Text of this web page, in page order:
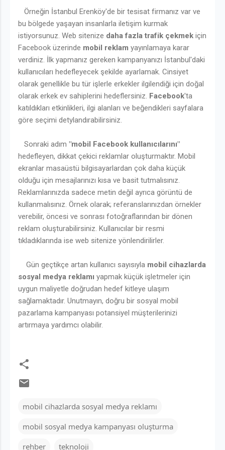
Örneğin İstanbul Erenköy'de bir tesisat firmanız var ve
bu bölgede yaşayan insanlarla iletişim kurmak
istiyorsunuz. Web sitenize daha fazla trafik çekmek için
Facebook üzerinde mobil reklam yayınlamaya karar
verdiniz. İlk yapmanız gereken kampanyanızı İstanbul'daki
kullanıcıları hedefleyecek şekilde ayarlamak. Cinsiyet
olarak genellikle bu tür işlerle erkekler ilgilendiği için doğal
olarak erkek ev sahiplerini hedeflersiniz. Facebook'ta
katıldıkları etkinlikleri, ilgi alanları ve beğendikleri sayfalara
göre seçimi detylandırabilirsiniz.
Sonraki adım "mobil Facebook kullanıcılarını"
hedefleyen, dikkat çekici reklamlar oluşturmaktır. Mobil
ekranlar masaüstü bilgisayarlardan çok daha küçük
olduğu için mesajlarınızı kısa ve basit tutmalısınız.
Reklamlarınızda sadece metin değil ayrıca görüntü de
kullanmalısınız. Örnek olarak; referanslarınızdan örnekler
verebilir, öncesi ve sonrası fotoğraflarından bir dönen
reklam oluşturabilirsiniz. Kullanıcılar bir resmi
tıkladıklarında ise web sitenize yönlendirilirler.
Gün geçtikçe artan kullanıcı sayısıyla mobil cihazlarda
sosyal medya reklamı yapmak küçük işletmeler için
uygun maliyetle doğrudan hedef kitleye ulaşım
sağlamaktadır. Unutmayın, doğru bir sosyal mobil
pazarlama kampanyası potansiyel müşterilerinizi
artırmaya yardımcı olabilir.
mobil cihazlarda sosyal medya reklamı
mobil sosyal medya kampanyası oluşturma
rehber
teknoloji